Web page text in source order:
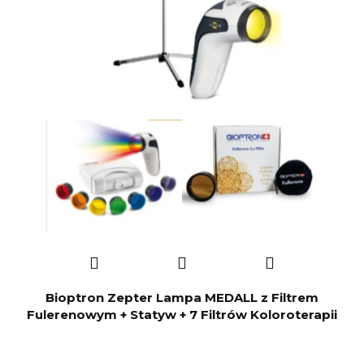
Bioptron Zepter Lampa MEDALL z Filtrem
Fulerenowym + Statyw + 7 Filtrów Koloroterapii